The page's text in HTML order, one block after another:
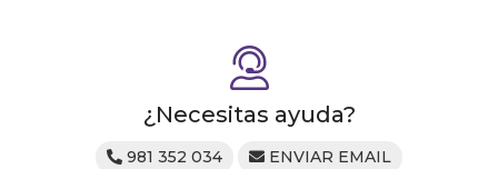
¿Necesitas ayuda?
981 352 034
ENVIAR EMAIL